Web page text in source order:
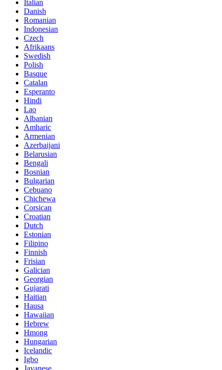
Italian
Danish
Romanian
Indonesian
Czech
Afrikaans
Swedish
Polish
Basque
Catalan
Esperanto
Hindi
Lao
Albanian
Amharic
Armenian
Azerbaijani
Belarusian
Bengali
Bosnian
Bulgarian
Cebuano
Chichewa
Corsican
Croatian
Dutch
Estonian
Filipino
Finnish
Frisian
Galician
Georgian
Gujarati
Haitian
Hausa
Hawaiian
Hebrew
Hmong
Hungarian
Icelandic
Igbo